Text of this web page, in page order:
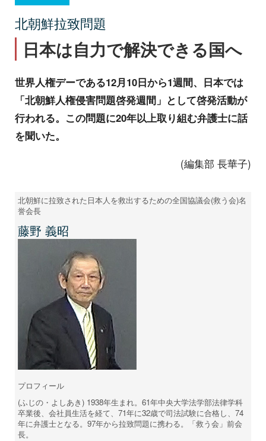
北朝鮮拉致問題
日本は自力で解決できる国へ
世界人権デーである12月10日から1週間、日本では
「北朝鮮人権侵害問題啓発週間」として啓発活動が
行われる。この問題に20年以上取り組む弁護士に話
を聞いた。
(編集部 長華子)
北朝鮮に拉致された日本人を救出するための全国協議会(救う会)名
誉会長
藤野 義昭
プロフィール
(ふじの・よしあき) 1938年生まれ。61年中央大学法学部法律学科
卒業後、会社員生活を経て、71年に32歳で司法試験に合格し、74
年に弁護士となる。97年から拉致問題に携わる。「救う会」前会
長。